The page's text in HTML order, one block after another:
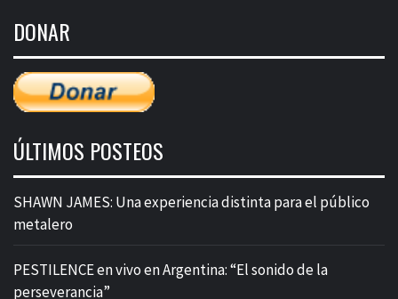
entradas
DONAR
ÚLTIMOS POSTEOS
SHAWN JAMES: Una experiencia distinta para el público
metalero
PESTILENCE en vivo en Argentina: “El sonido de la
perseverancia”